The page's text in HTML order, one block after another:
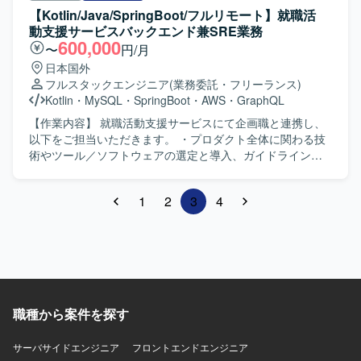
【Kotlin/Java/SpringBoot/フルリモート】就職活
動支援サービスバックエンド兼SRE業務
〜600,000円/月
日本国外
フルスタックエンジニア(業務委託・フリーランス)
Kotlin ・ MySQL ・ SpringBoot ・ AWS ・ GraphQL
【作業内容】 就職活動支援サービスにて企画職と連携し、
以下をご担当いただきます。 ・プロダクト全体に関わる技
術やツール／ソフトウェアの選定と導入、ガイドラインの
運用 ・デリバリーの構築、運用 ・サービスの運用、推進、
SpringBoot, DGS framework(GraphQL), Kotest,
ビス：AWS（メイン）: fargate, rds, sqs, redshift など、
Docker, SendGrid, Datadog, Sentry ・デザイン：Figma ・
Slack, Google Meet, Zoom, Discord
1 2 3 4
職種から案件を探す
サーバサイドエンジニア
フロントエンドエンジニア